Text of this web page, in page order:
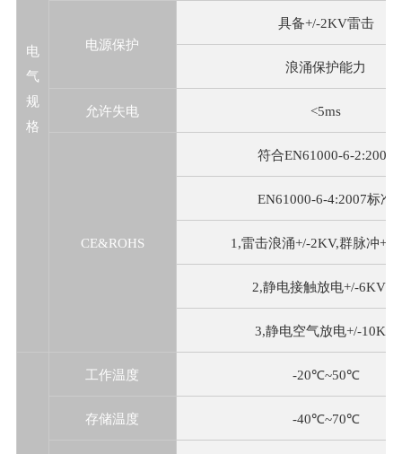
电
气
规
格
电源保护
具备+/-2KV雷击
浪涌保护能力
允许失电 <5ms
CE&ROHS
符合EN61000-6-2:2005
EN61000-6-4:2007标准
1,雷击浪涌+/-2KV,群脉冲+/-
2,静电接触放电+/-6KV；
3,静电空气放电+/-10KV.
工作温度 -20℃~50℃
存储温度 -40℃~70℃